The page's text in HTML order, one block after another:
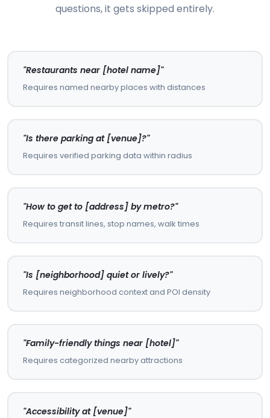
questions, it gets skipped entirely.
"Restaurants near [hotel name]"
Requires named nearby places with distances
"Is there parking at [venue]?"
Requires verified parking data within radius
"How to get to [address] by metro?"
Requires transit lines, stop names, walk times
"Is [neighborhood] quiet or lively?"
Requires neighborhood context and POI density
"Family-friendly things near [hotel]"
Requires categorized nearby attractions
"Accessibility at [venue]"